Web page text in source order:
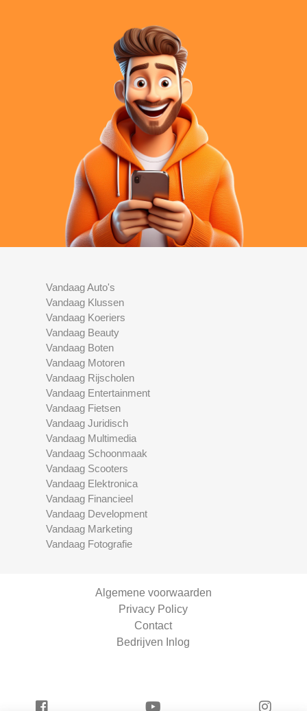
Vandaag Auto's
Vandaag Klussen
Vandaag Koeriers
Vandaag Beauty
Vandaag Boten
Vandaag Motoren
Vandaag Rijscholen
Vandaag Entertainment
Vandaag Fietsen
Vandaag Juridisch
Vandaag Multimedia
Vandaag Schoonmaak
Vandaag Scooters
Vandaag Elektronica
Vandaag Financieel
Vandaag Development
Vandaag Marketing
Vandaag Fotografie
Algemene voorwaarden
Privacy Policy
Contact
Bedrijven Inlog